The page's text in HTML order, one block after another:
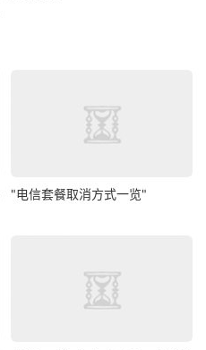
"电信套餐取消方式一览"